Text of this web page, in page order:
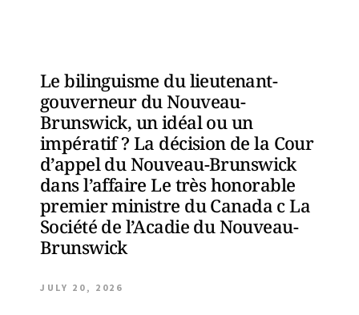
Le bilinguisme du lieutenant-
gouverneur du Nouveau-
Brunswick, un idéal ou un
impératif ? La décision de la Cour
d’appel du Nouveau-Brunswick
dans l’affaire Le très honorable
premier ministre du Canada c La
Société de l’Acadie du Nouveau-
Brunswick
JULY 20, 2026